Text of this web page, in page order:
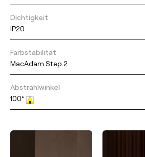
Dichtigkeit
IP20
Farbstabilität
MacAdam Step 2
Abstrahlwinkel
100°